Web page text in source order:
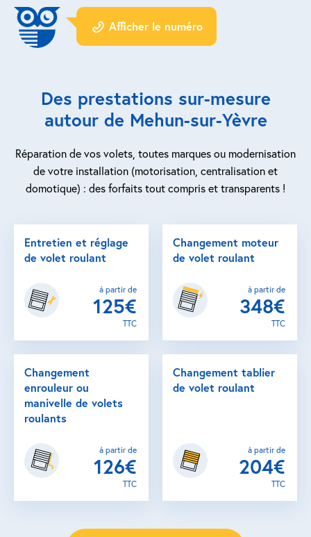
Motoriser un volet roulant
ESPACE PRO
Nous recrutons
QUI SOMMES-NOUS ?
Afficher le numéro
Des prestations sur-mesure
autour de Mehun-sur-Yèvre
Réparation de vos volets, toutes marques ou modernisation
de votre installation (motorisation, centralisation et
domotique) : des forfaits tout compris et transparents !
Entretien et réglage
de volet roulant
à partir de
125€
TTC
Changement moteur
de volet roulant
à partir de
348€
TTC
Changement
enrouleur ou
manivelle de volets
roulants
à partir de
126€
TTC
Changement tablier
de volet roulant
à partir de
204€
TTC